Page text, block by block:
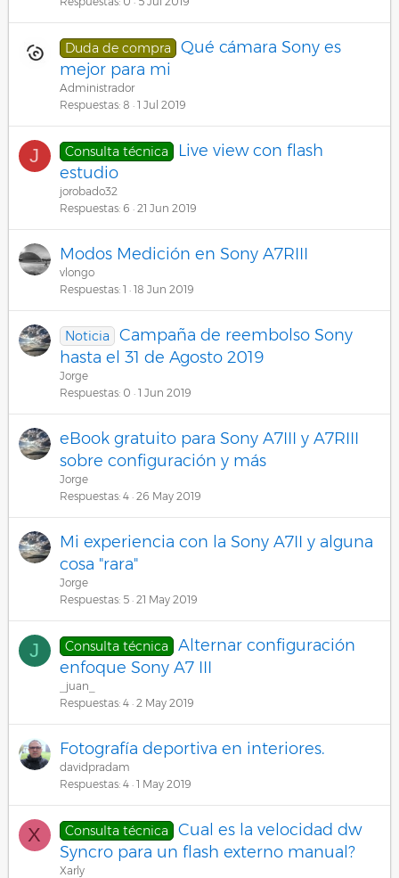
Duda de compra
Qué cámara Sony es
mejor para mi
Administrador
Respuestas 8 1 Jul 2019
J Consulta técnica
Live view con flash
estudio
jorobado32
Respuestas 6 21 Jun 2019
Modos Medición en Sony A7RIII
vlongo
Respuestas 1 18 Jun 2019
Noticia
Campaña de reembolso Sony
hasta el 31 de Agosto 2019
Jorge
Respuestas 0 1 Jun 2019
eBook gratuito para Sony A7III y A7RIII
sobre configuración y más
Jorge
Respuestas 4 26 May 2019
Mi experiencia con la Sony A7II y alguna
cosa "rara"
Jorge
Respuestas 5 21 May 2019
J Consulta técnica
Alternar configuración
enfoque Sony A7 III
_juan_
Respuestas 4 2 May 2019
Fotografía deportiva en interiores.
davidpradam
Respuestas 4 1 May 2019
X Consulta técnica
Cual es la velocidad dw
Syncro para un flash externo manual?
Xarly